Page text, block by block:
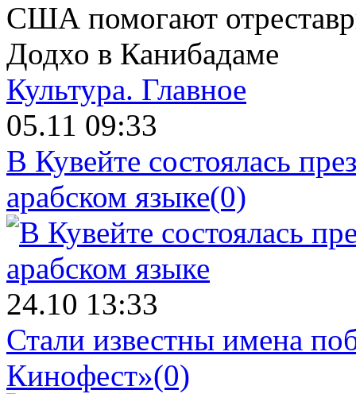
США помогают
Додхо в Канибадаме
Культура. Главное
05.11 09:33
В Кувейте состоялась
арабском языке(0)
24.10 13:33
Стали известны имена
Кинофест»(0)